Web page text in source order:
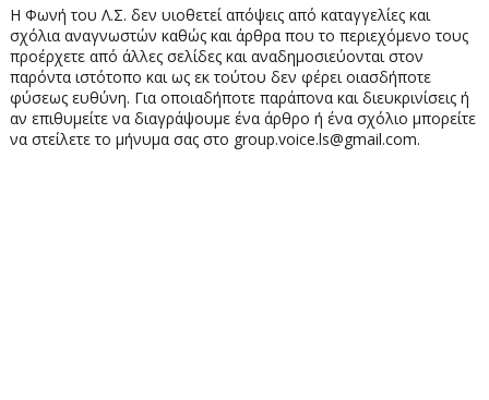
Η Φωνή του Λ.Σ. δεν υιοθετεί απόψεις από καταγγελίες και
σχόλια αναγνωστών καθώς και άρθρα που το περιεχόμενο τους
προέρχετε από άλλες σελίδες και αναδημοσιεύονται στον
παρόντα ιστότοπο και ως εκ τούτου δεν φέρει οιασδήποτε
φύσεως ευθύνη. Για οποιαδήποτε παράπονα και διευκρινίσεις ή
αν επιθυμείτε να διαγράψουμε ένα άρθρο ή ένα σχόλιο μπορείτε
να στείλετε το μήνυμα σας στο group.voice.ls@gmail.com.